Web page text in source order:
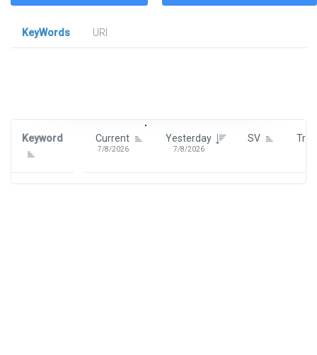
KeyWords
URl
Keyword Current
7/8/2026
Yesterday
7/8/2026
SV